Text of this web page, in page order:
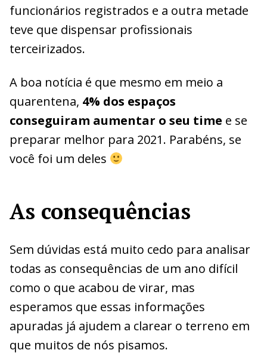
funcionários registrados e a outra metade
teve que dispensar profissionais
terceirizados.
A boa notícia é que mesmo em meio a
quarentena, 4% dos espaços
conseguiram aumentar o seu time e se
preparar melhor para 2021. Parabéns, se
você foi um deles
As consequências
Sem dúvidas está muito cedo para analisar
todas as consequências de um ano difícil
como o que acabou de virar, mas
esperamos que essas informações
apuradas já ajudem a clarear o terreno em
que muitos de nós pisamos.